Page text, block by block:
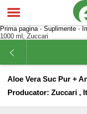
Prima pagina- Suplimente -
1000 ml, Zuccari
Aloe Vera Suc Pur +
Producator: Zuccari ,